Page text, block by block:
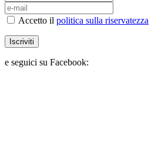
Accetto il politica sulla riservatezza
Iscriviti
e seguici su Facebook: